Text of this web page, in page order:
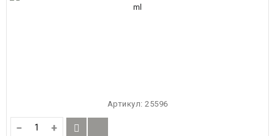
Артикул: 25596
− +